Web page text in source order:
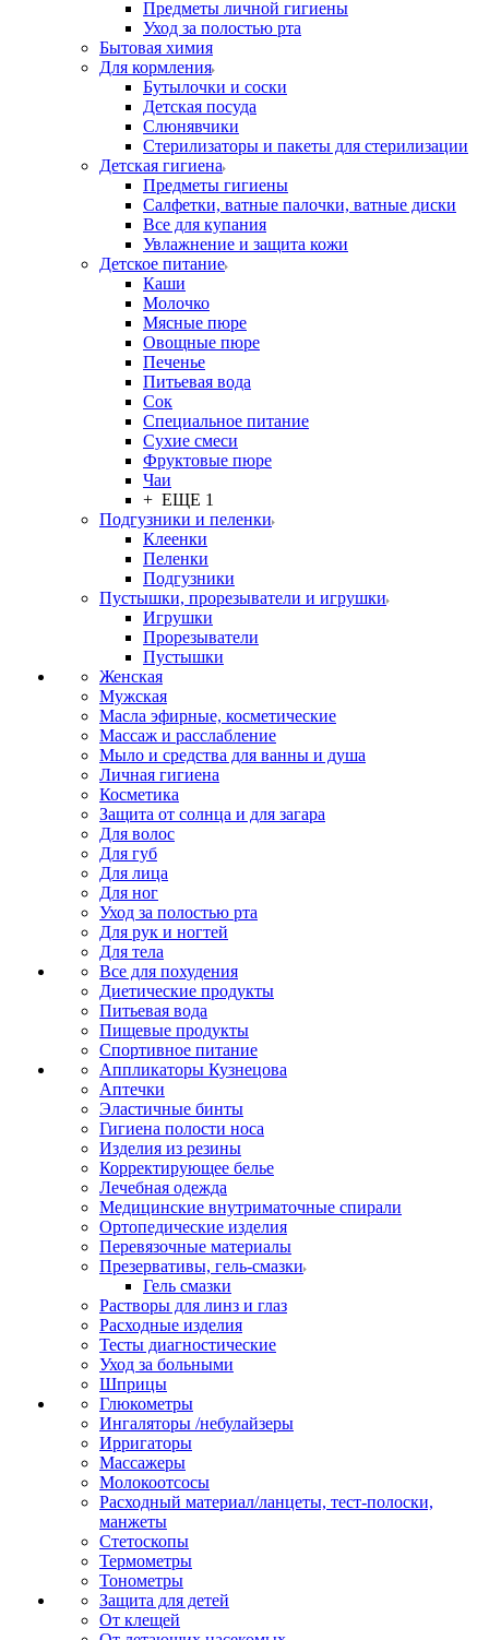
Предметы личной гигиены
Уход за полостью рта
Бытовая химия
Для кормления
Бутылочки и соски
Детская посуда
Слюнявчики
Стерилизаторы и пакеты для стерилизации
Детская гигиена
Предметы гигиены
Салфетки, ватные палочки, ватные диски
Все для купания
Увлажнение и защита кожи
Детское питание
Каши
Молочко
Мясные пюре
Овощные пюре
Печенье
Питьевая вода
Сок
Специальное питание
Сухие смеси
Фруктовые пюре
Чаи
+ ЕЩЕ 1
Подгузники и пеленки
Клеенки
Пеленки
Подгузники
Пустышки, прорезыватели и игрушки
Игрушки
Прорезыватели
Пустышки
Женская
Мужская
Масла эфирные, косметические
Массаж и расслабление
Мыло и средства для ванны и душа
Личная гигиена
Косметика
Защита от солнца и для загара
Для волос
Для губ
Для лица
Для ног
Уход за полостью рта
Для рук и ногтей
Для тела
Все для похудения
Диетические продукты
Питьевая вода
Пищевые продукты
Спортивное питание
Аппликаторы Кузнецова
Аптечки
Эластичные бинты
Гигиена полости носа
Изделия из резины
Корректирующее белье
Лечебная одежда
Медицинские внутриматочные спирали
Ортопедические изделия
Перевязочные материалы
Презервативы, гель-смазки
Гель смазки
Растворы для линз и глаз
Расходные изделия
Тесты диагностические
Уход за больными
Шприцы
Глюкометры
Ингаляторы /небулайзеры
Ирригаторы
Массажеры
Молокоотсосы
Расходный материал/ланцеты, тест-полоски,
манжеты
Стетоскопы
Термометры
Тонометры
Защита для детей
От клещей